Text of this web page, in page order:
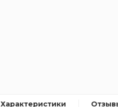
Характеристики